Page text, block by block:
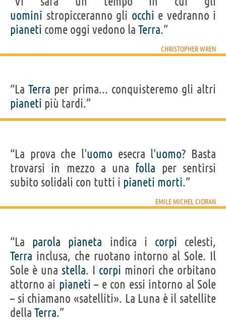
uomini stropicceranno gli occhi e vedranno i
pianeti come oggi vedono la Terra.”
CHRISTOPHER WREN
“LaTerra per prima... conquisteremo gli altri
pianeti più tardi.”
“La prova che l'uomo esecra l'uomo? Basta
trovarsi in mezzo a una folla per sentirsi
subito solidali con tutti i pianeti morti.”
EMILE MICHEL CIORAN
“La parola pianeta indica i corpi celesti,
Terra inclusa, che ruotano intorno al Sole. Il
Sole è una stella. I corpi minori che orbitano
attorno ai pianeti – e con essi intorno al Sole
– si chiamano «satelliti». La Luna è il satellite
della Terra.”